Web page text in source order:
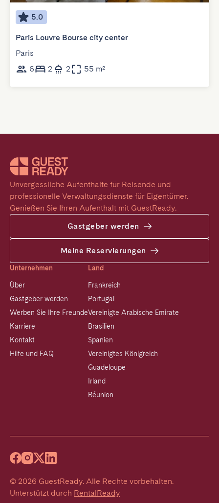
5.0
Paris Louvre Bourse city center
Paris
6
2 2 55 m²
Unvergessliche Aufenthalte für Reisende und
professionelle Verwaltungsdienste für Eigentümer.
Genießen Sie Ihren Aufenthalt mit GuestReady.
Gastgeber werden
Meine Reservierungen
Unternehmen
Über
Gastgeber werden
Werben Sie Ihre Freunde
Karriere
Kontakt
Hilfe und FAQ
Land
Frankreich
Portugal
Vereinigte Arabische Emirate
Brasilien
Spanien
Vereinigtes Königreich
Guadeloupe
Irland
Réunion
© 2026 GuestReady. Alle Rechte vorbehalten.
Unterstützt durch RentalReady